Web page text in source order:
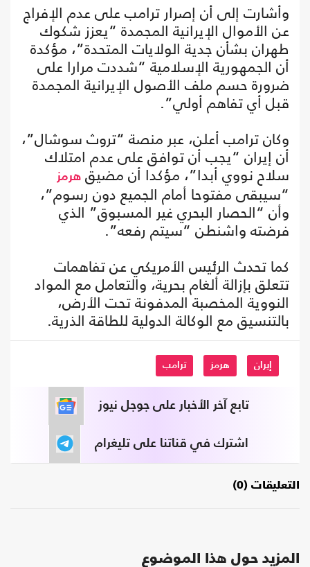
وأشارت إلى أن إصرار ترامب على عدم الإفراج
عن الأموال الإيرانية المجمدة “يعزز شكوك
طهران بشأن جدية الولايات المتحدة”، مؤكدة
أن الجمهورية الإسلامية “شددت مرارا على
ضرورة حسم ملف الأصول الإيرانية المجمدة
قبل أي تفاهم أولي”.
وكان ترامب أعلن، عبر منصة “تروث سوشال”،
أن إيران “يجب أن توافق على عدم امتلاك
سلاح نووي أبدا”، مؤكدا أن مضيق هرمز
“سيبقى مفتوحا أمام الجميع دون رسوم”،
وأن “الحصار البحري غير المسبوق” الذي
فرضته واشنطن “سيتم رفعه”.
كما تحدث الرئيس الأمريكي عن تفاهمات
تتعلق بإزالة ألغام بحرية، والتعامل مع المواد
النووية المخصبة المدفونة تحت الأرض،
بالتنسيق مع الوكالة الدولية للطاقة الذرية.
إيران هرمز ترامب
تابع آخر الأخبار على جوجل نيوز
اشترك في قناتنا على تليغرام
التعليقات (0)
المزيد حول هذا الموضوع